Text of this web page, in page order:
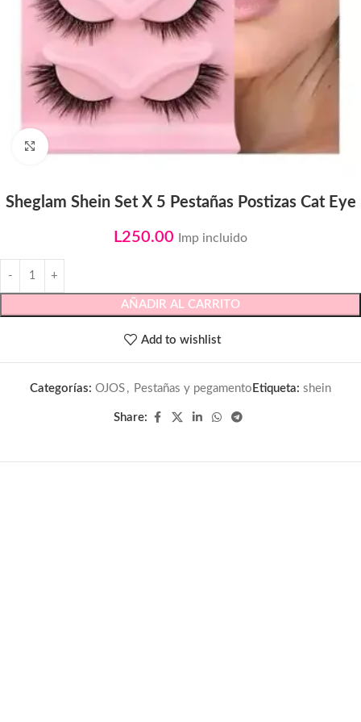
Click to enlarge
Sheglam Shein Set X 5 Pestañas Postizas Cat Eye
L250.00 Imp incluido
AÑADIR AL CARRITO
Add to wishlist
Categorías: OJOS , Pestañas y pegamento Etiqueta: shein
Share: